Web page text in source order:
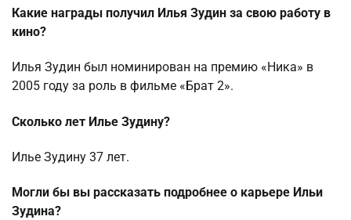
Какие награды получил Илья Зудин за свою работу в
кино?
Илья Зудин был номинирован на премию «Ника» в
2005 году за роль в фильме «Брат 2».
Сколько лет Илье Зудину?
Илье Зудину 37 лет.
Могли бы вы рассказать подробнее о карьере Ильи
Зудина?